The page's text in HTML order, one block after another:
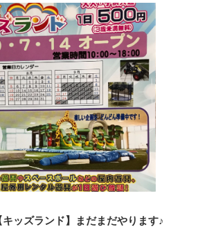
ッズランド】まだまだやります♪